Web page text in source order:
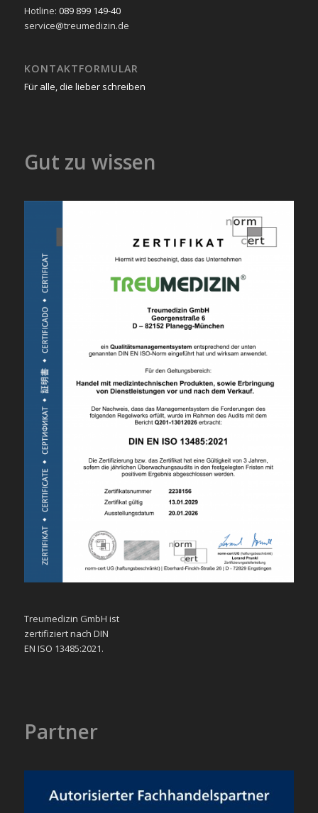
Hotline: 089 899 149-40
service@treumedizin.de
KONTAKTFORMULAR
Für alle, die lieber schreiben
Gut zu wissen
Treumedizin GmbH ist
zertifiziert nach DIN
EN ISO 13485:2021.
Partner